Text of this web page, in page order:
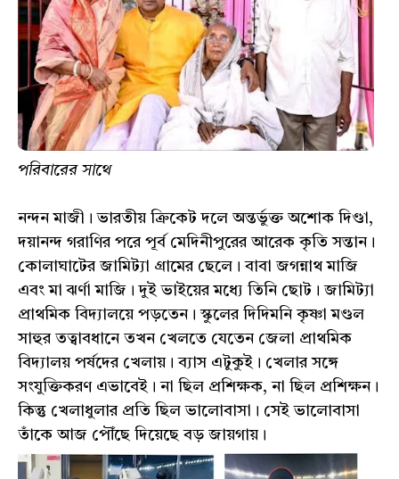
পরিবারের সাথে
নন্দন মাজী। ভারতীয় ক্রিকেট দলে অন্তর্ভুক্ত অশোক দিণ্ডা,
দয়ানন্দ গরাণির পরে পূর্ব মেদিনীপুরের আরেক কৃতি সন্তান।
কোলাঘাটের জামিট্যা গ্রামের ছেলে। বাবা জগন্নাথ মাজি
এবং মা ঝর্ণা মাজি। দুই ভাইয়ের মধ্যে তিনি ছোট। জামিট্যা
প্রাথমিক বিদ্যালয়ে পড়তেন। স্কুলের দিদিমনি কৃষ্ণা মণ্ডল
সাহুর তত্বাবধানে তখন খেলতে যেতেন জেলা প্রাথমিক
বিদ্যালয় পর্ষদের খেলায়। ব্যাস এটুকুই। খেলার সঙ্গে
সংযুক্তিকরণ এভাবেই। না ছিল প্রশিক্ষক, না ছিল প্রশিক্ষন।
কিন্তু খেলাধুলার প্রতি ছিল ভালোবাসা। সেই ভালোবাসা
তাঁকে আজ পৌঁছে দিয়েছে বড় জায়গায়।